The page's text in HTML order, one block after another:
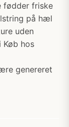
fødder friske
på hæl
uden
Køb hos
genereret